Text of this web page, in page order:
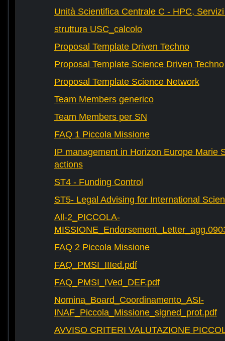
Unità Scientifica Centrale C - HPC,
struttura USC_calcolo
Proposal Template Driven Techno
Proposal Template Science Driven Techno
Proposal Template Science Network
Team Members generico
Team Members per SN
FAQ 1 Piccola Missione
IP management in Horizon Europe Marie
actions
ST4 - Funding Control
ST5- Legal Advising for International
All-2_PICCOLA-
FAQ 2 Piccola Missione
FAQ_PMSI_IIIed.pdf
FAQ_PMSI_IVed_DEF.pdf
Nomina_Board_Coordinamento_ASI-
INAF_Piccola_Missione_signed_prot.pdf
AVVISO CRITERI VALUTAZIONE